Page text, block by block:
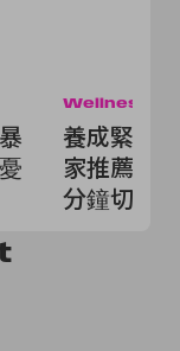
Wellness
養成緊緻
家推薦「
分鐘切換